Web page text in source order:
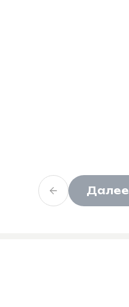
Далее